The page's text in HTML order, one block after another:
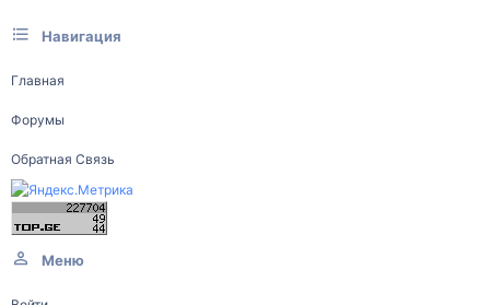
Навигация
Главная
Форумы
Обратная Связь
Меню